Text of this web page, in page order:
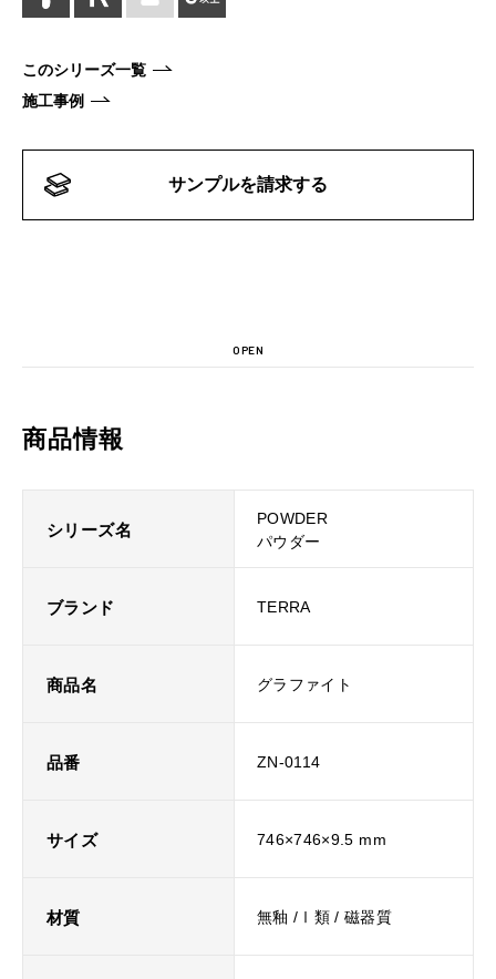
このシリーズ一覧
施工事例
サンプルを請求する
OPEN
商品情報
シリーズ名
POWDER
パウダー
ブランド TERRA
商品名 グラファイト
品番 ZN-0114
サイズ 746×746×9.5 mm
材質 無釉 /Ⅰ類 / 磁器質